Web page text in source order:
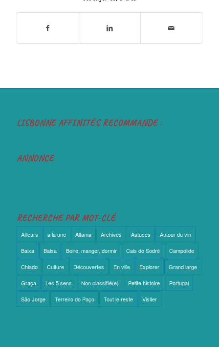
LISBONNE AFFINITÉS RECOMMANDE :
ANNONCE
RECHERCHE PAR MOT-CLÉ
Ailleurs a la une Alfama Archives Astuces Autour du vin
Baixa Baixa Boire, manger, dormir Cais do Sodré Campolide
Chiado Culture Découvertes En ville Explorer Grand large
Graça Les 5 sens Non classifié(e) Petite histoire Portugal
São Jorge Terreiro do Paço Tout le reste Visiter